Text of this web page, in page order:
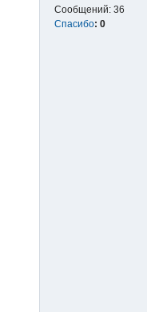
Сообщений: 36
Спасибо: 0